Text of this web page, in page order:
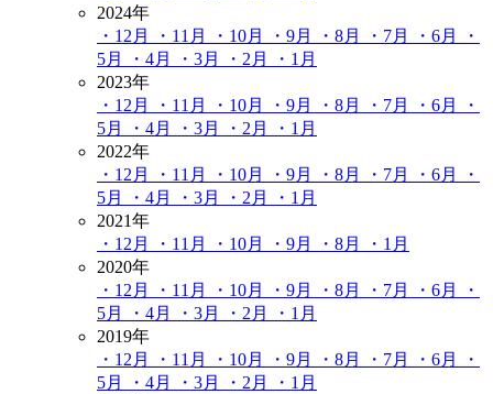
2024年
・12月
・11月 ・10月 ・9月 ・8月 ・7月 ・6月
・
5月
・4月 ・3月 ・2月
・1月
2023年
・12月
・11月 ・10月 ・9月 ・8月 ・7月 ・6月
・
5月
・4月 ・3月 ・2月
・1月
2022年
・12月
・11月 ・10月 ・9月 ・8月 ・7月 ・6月
・
5月
・4月 ・3月 ・2月
・1月
2021年
・12月
・11月 ・10月 ・9月 ・8月
・1月
2020年
・12月
・11月 ・10月 ・9月 ・8月 ・7月 ・6月
・
5月
・4月 ・3月 ・2月
・1月
2019年
・12月
・11月 ・10月 ・9月 ・8月 ・7月 ・6月
・
5月
・4月 ・3月 ・2月
・1月